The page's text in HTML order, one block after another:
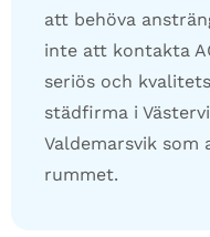
att behöva
inte att kontakta
seriös och
städfirma i
Valdemarsvik
rummet.